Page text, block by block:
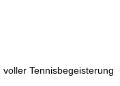
Tennisbegeisterung